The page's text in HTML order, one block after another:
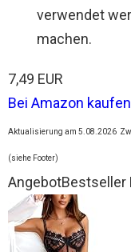
verwendet
machen.
7,49 EUR
Bei Amazon kaufen
Aktualisierung am 5.08.2026
(siehe Footer)
AngebotBestseller